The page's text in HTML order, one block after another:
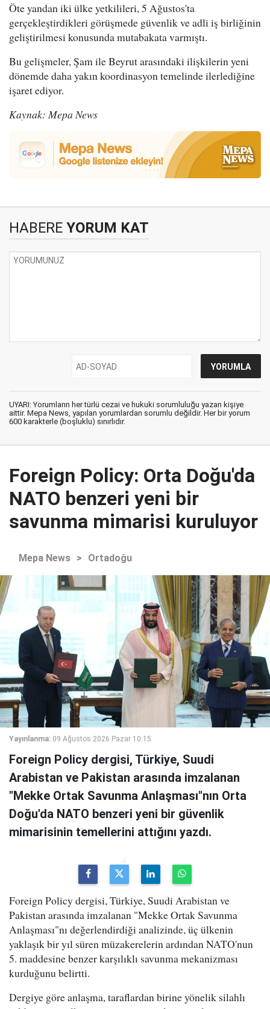
Öte yandan iki ülke yetkilileri, 5 Ağustos'ta
gerçekleştirdikleri görüşmede güvenlik ve adli iş birliğinin
geliştirilmesi konusunda mutabakata varmıştı.
Bu gelişmeler, Şam ile Beyrut arasındaki ilişkilerin yeni
dönemde daha yakın koordinasyon temelinde ilerlediğine
işaret ediyor.
Kaynak: Mepa News
HABERE YORUM KAT
UYARI: Yorumların her türlü cezai ve hukuki sorumluluğu yazan kişiye
aittir. Mepa News, yapılan yorumlardan sorumlu değildir. Her bir yorum
600 karakterle (boşluklu) sınırlıdır.
Foreign Policy: Orta Doğu'da
NATO benzeri yeni bir
savunma mimarisi kuruluyor
Mepa News > Ortadoğu
Yayınlanma: 09 Ağustos 2026 Pazar 10:15
Foreign Policy dergisi, Türkiye, Suudi
Arabistan ve Pakistan arasında imzalanan
"Mekke Ortak Savunma Anlaşması"nın Orta
Doğu'da NATO benzeri yeni bir güvenlik
mimarisinin temellerini attığını yazdı.
Foreign Policy dergisi, Türkiye, Suudi Arabistan ve
Pakistan arasında imzalanan "Mekke Ortak Savunma
Anlaşması"nı değerlendirdiği analizinde, üç ülkenin
yaklaşık bir yıl süren müzakerelerin ardından NATO'nun
5. maddesine benzer karşılıklı savunma mekanizması
kurduğunu belirtti.
Dergiye göre anlaşma, taraflardan birine yönelik silahlı